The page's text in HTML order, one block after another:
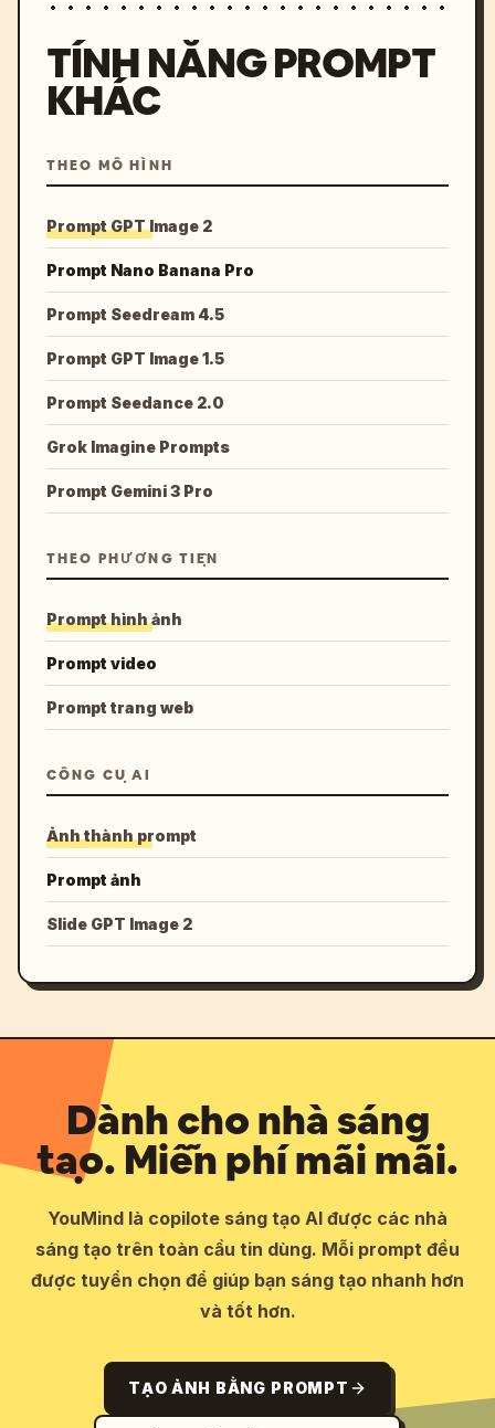
TÍNH NĂNG PROMPT
KHÁC
THEO MÔ HÌNH
Prompt GPT Image 2
Prompt Nano Banana Pro
Prompt Seedream 4.5
Prompt GPT Image 1.5
Prompt Seedance 2.0
Grok Imagine Prompts
Prompt Gemini 3 Pro
THEO PHƯƠNG TIỆN
Prompt hình ảnh
Prompt video
Prompt trang web
CÔNG CỤ AI
Ảnh thành prompt
Prompt ảnh
Slide GPT Image 2
Dành cho nhà sáng
tạo. Miễn phí mãi mãi.
YouMind là copilote sáng tạo AI được các nhà
sáng tạo trên toàn cầu tin dùng. Mỗi prompt đều
được tuyển chọn để giúp bạn sáng tạo nhanh hơn
và tốt hơn.
TẠO ẢNH BẰNG PROMPT